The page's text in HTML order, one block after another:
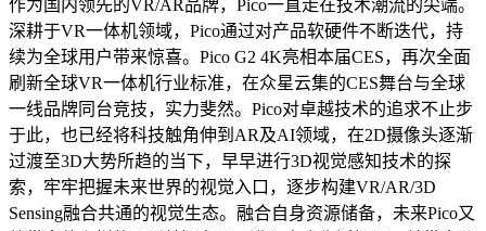
作为国内领先的VR/AR品牌，Pico一直走在技术潮流的尖端。
深耕于VR一体机领域，Pico通过对产品软硬件不断迭代，持
续为全球用户带来惊喜。Pico G2 4K亮相本届CES，再次全面
刷新全球VR一体机行业标准，在众星云集的CES舞台与全球
一线品牌同台竞技，实力斐然。Pico对卓越技术的追求不止步
于此，也已经将科技触角伸到AR及AI领域，在2D摄像头逐渐
过渡至3D大势所趋的当下，早早进行3D视觉感知技术的探
索，牢牢把握未来世界的视觉入口，逐步构建VR/AR/3D
Sensing融合共通的视觉生态。融合自身资源储备，未来Pico又